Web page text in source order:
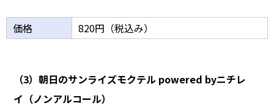
価格 820円（税込み）
（3）朝日のサンライズモクテル powered byニチレ
イ（ノンアルコール）